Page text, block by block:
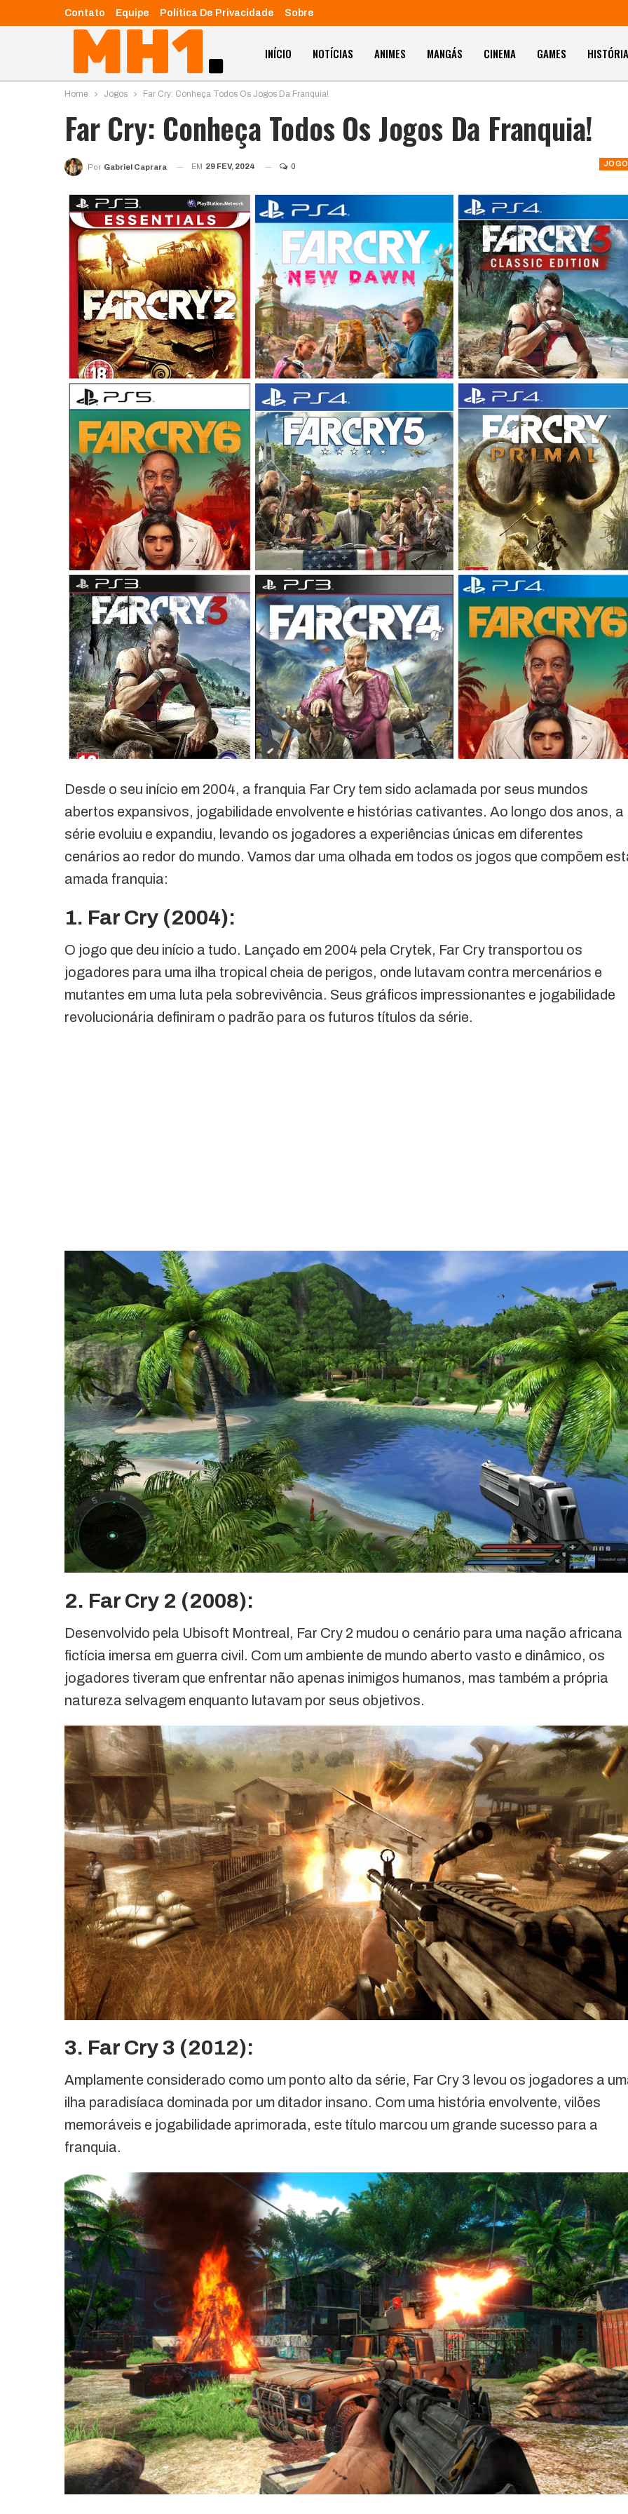
Contato Equipe Política De Privacidade Sobre
INÍCIO NOTÍCIAS ANIMES MANGÁS CINEMA GAMES HISTÓRIA
Home Jogos Far Cry: Conheça Todos Os Jogos Da Franquia!
Far Cry: Conheça Todos Os Jogos Da Franquia!
Por Gabriel Caprara EM 29 FEV, 2024 0
Desde o seu início em 2004, a franquia Far Cry tem sido aclamada por seus mundos
abertos expansivos, jogabilidade envolvente e histórias cativantes. Ao longo dos anos, a
série evoluiu e expandiu, levando os jogadores a experiências únicas em diferentes
cenários ao redor do mundo. Vamos dar uma olhada em todos os jogos que compõem
amada franquia:
1. Far Cry (2004):
O jogo que deu início a tudo. Lançado em 2004 pela Crytek, Far Cry transportou os
jogadores para uma ilha tropical cheia de perigos, onde lutavam contra mercenários e
mutantes em uma luta pela sobrevivência. Seus gráficos impressionantes e jogabilidade
revolucionária definiram o padrão para os futuros títulos da série.
2. Far Cry 2 (2008):
Desenvolvido pela Ubisoft Montreal, Far Cry 2 mudou o cenário para uma nação africana
fictícia imersa em guerra civil. Com um ambiente de mundo aberto vasto e dinâmico, os
jogadores tiveram que enfrentar não apenas inimigos humanos, mas também a própria
natureza selvagem enquanto lutavam por seus objetivos.
3. Far Cry 3 (2012):
Amplamente considerado como um ponto alto da série, Far Cry 3 levou os jogadores a
ilha paradisíaca dominada por um ditador insano. Com uma história envolvente, vilões
memoráveis e jogabilidade aprimorada, este título marcou um grande sucesso para a
franquia.